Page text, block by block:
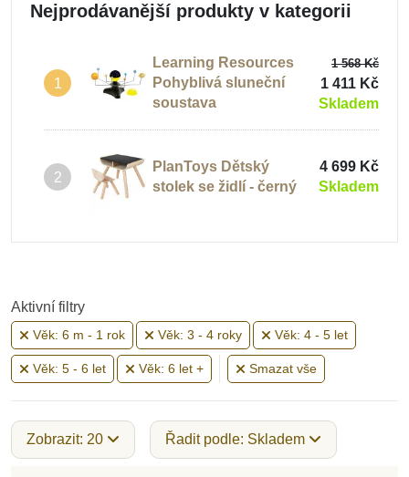
Nejprodávanější produkty v kategorii
1
Learning Resources
Pohyblivá sluneční
soustava
1 568 Kč
1 411 Kč
Skladem
2
PlanToys Dětský
stolek se židlí - černý
4 699 Kč
Skladem
Aktivní filtry
Věk: 6 m - 1 rok Věk: 3 - 4 roky Věk: 4 - 5 let
Věk: 5 - 6 let Věk: 6 let + Smazat vše
Zobrazit: 20 Řadit podle: Skladem